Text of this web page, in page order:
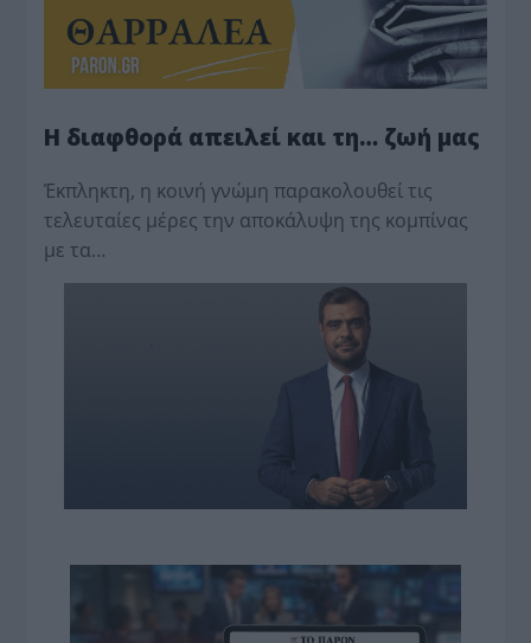
Η διαφθορά απειλεί και τη… ζωή μας
Έκπληκτη, η κοινή γνώμη παρακολουθεί τις
τελευταίες μέρες την αποκάλυψη της κο­μπίνας
με τα…